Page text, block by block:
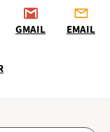
GMAIL EMAIL